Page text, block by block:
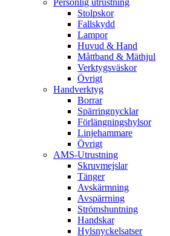
Stolpskor
Fallskydd
Lampor
Huvud & Hand
Måttband & Mäthjul
Verktygsväskor
Övrigt
Handverktyg
Borrar
Spärringnycklar
Förlängningshylsor
Linjehammare
Övrigt
AMS-Utrustning
Skruvmejslar
Tänger
Avskärmning
Avspärrning
Strömshuntning
Handskar
Hylsnyckelsatser